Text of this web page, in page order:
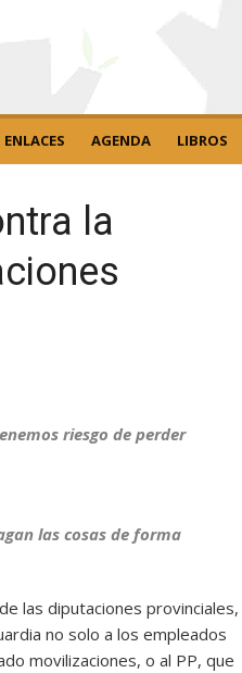
ENLACES AGENDA LIBROS
la
riesgo de perder
las cosas de forma
las diputaciones provinciales,
no solo a los empleados
movilizaciones, o al PP, que